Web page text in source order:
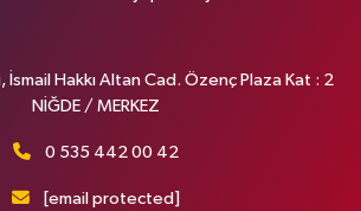
İsmail Hakkı Altan Cad. Özenç Plaza Kat : 2
NİĞDE / MERKEZ
0 535 442 00 42
[email protected]